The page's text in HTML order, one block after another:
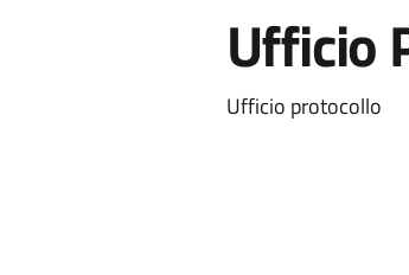
Ufficio
Ufficio protocollo